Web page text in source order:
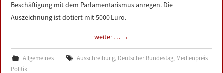
Beschäftigung mit dem Parlamentarismus anregen. Die
Auszeichnung ist dotiert mit 5000 Euro.
weiter … →
Allgemeines Ausschreibung, Deutscher Bundestag, Medienpreis
Politik